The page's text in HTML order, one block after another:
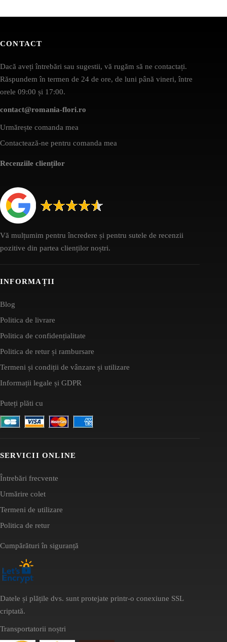
CONTACT
Dacă aveți întrebări sau sugestii, vă rugăm să ne contactați.
Răspundem în termen de 24 de ore, de luni până vineri, între
orele 09:00 și 17:00.
contact@romania-flori.ro
Urmărește comanda mea
Contactează-ne pentru comanda mea
Recenziile clienților
Vă mulțumim pentru încredere și pentru sutele de recenzii
pozitive din partea clienților noștri.
INFORMAȚII
Blog
Politica de livrare
Politica de confidențialitate
Politica de retur și rambursare
Termeni și condiții de vânzare și utilizare
Informații legale și GDPR
Puteți plăti cu
SERVICII ONLINE
Întrebări frecvente
Urmărire colet
Termeni de utilizare
Politica de retur
Cumpărături în siguranță
Datele și plățile dvs. sunt protejate printr-o conexiune SSL
criptată.
Transportatorii noștri